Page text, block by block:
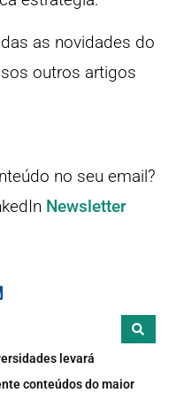
as novidades do
outros artigos
no seu email?
Newsletter
levará
conteúdos do maior